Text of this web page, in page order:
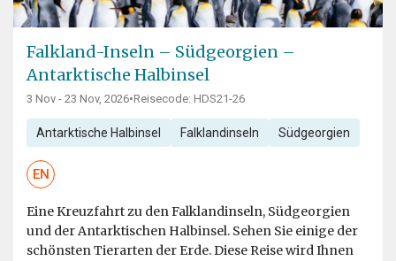
Falkland-Inseln – Südgeorgien –
Antarktische Halbinsel
3 Nov - 23 Nov, 2026•Reisecode: HDS21-26
Antarktische Halbinsel Falklandinseln Südgeorgien
EN
Eine Kreuzfahrt zu den Falklandinseln, Südgeorgien
und der Antarktischen Halbinsel. Sehen Sie einige der
schönsten Tierarten der Erde. Diese Reise wird Ihnen